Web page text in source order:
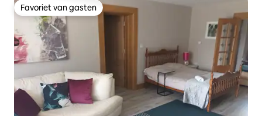
Favoriet van gasten
Favoriet van gasten